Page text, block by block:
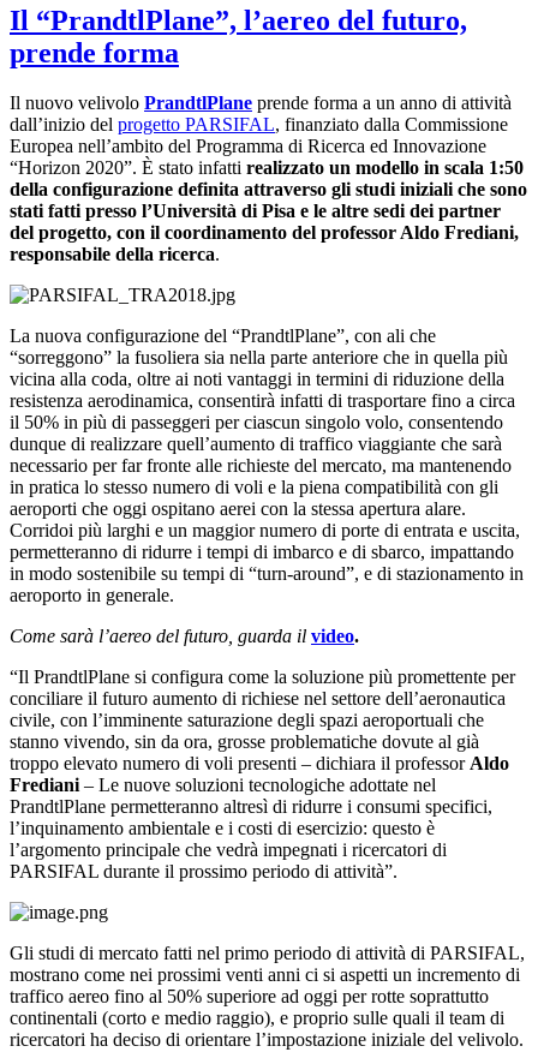
Il “PrandtlPlane”, l’aereo del futuro,
prende forma
Il nuovo velivolo PrandtlPlane prende forma a un anno di attività
dall’inizio del progetto PARSIFAL, finanziato dalla Commissione
Europea nell’ambito del Programma di Ricerca ed Innovazione
“Horizon 2020”. È stato infatti realizzato un modello in scala 1:50
della configurazione definita attraverso gli studi iniziali che sono
stati fatti presso l’Università di Pisa e le altre sedi dei partner
del progetto, con il coordinamento del professor Aldo Frediani,
responsabile della ricerca.
La nuova configurazione del “PrandtlPlane”, con ali che
“sorreggono” la fusoliera sia nella parte anteriore che in quella più
vicina alla coda, oltre ai noti vantaggi in termini di riduzione della
resistenza aerodinamica, consentirà infatti di trasportare fino a circa
il 50% in più di passeggeri per ciascun singolo volo, consentendo
dunque di realizzare quell’aumento di traffico viaggiante che sarà
necessario per far fronte alle richieste del mercato, ma mantenendo
in pratica lo stesso numero di voli e la piena compatibilità con gli
aeroporti che oggi ospitano aerei con la stessa apertura alare.
Corridoi più larghi e un maggior numero di porte di entrata e uscita,
permetteranno di ridurre i tempi di imbarco e di sbarco, impattando
in modo sostenibile su tempi di “turn-around”, e di stazionamento in
aeroporto in generale.
Come sarà l’aereo del futuro, guarda il video.
“Il PrandtlPlane si configura come la soluzione più promettente per
conciliare il futuro aumento di richiese nel settore dell’aeronautica
civile, con l’imminente saturazione degli spazi aeroportuali che
stanno vivendo, sin da ora, grosse problematiche dovute al già
troppo elevato numero di voli presenti – dichiara il professorAldo
Frediani– Le nuove soluzioni tecnologiche adottate nel
PrandtlPlane permetteranno altresì di ridurre i consumi specifici,
l’inquinamento ambientale e i costi di esercizio: questo è
l’argomento principale che vedrà impegnati i ricercatori di
PARSIFAL durante il prossimo periodo di attività”.
Gli studi di mercato fatti nel primo periodo di attività di PARSIFAL,
mostrano come nei prossimi venti anni ci si aspetti un incremento di
traffico aereo fino al 50% superiore ad oggi per rotte soprattutto
continentali (corto e medio raggio), e proprio sulle quali il team di
ricercatori ha deciso di orientare l’impostazione iniziale del velivolo.